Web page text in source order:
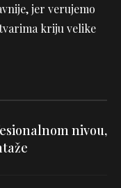
jer verujemo
kriju velike
nivou,